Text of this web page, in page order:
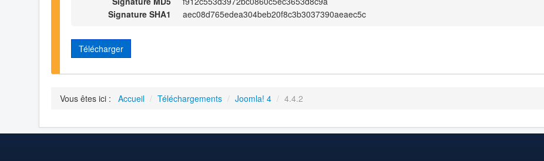
Signature SHA1
aec08d765edea304beb20f8c3b3037390aeaec5c
Télécharger
Vous êtes ici : Accueil / Téléchargements / Joomla! 4 / 4.4.2